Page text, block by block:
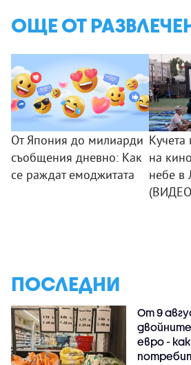
ОЩЕ ОТ
От Япония до милиарди
съобщения дневно: Как
се раждат емоджитата
Кучета
на
небе в
ПОСЛЕДНИ
От 9
двойните
евро -